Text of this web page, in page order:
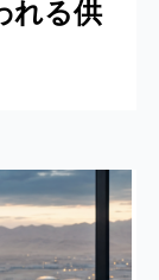
れる供